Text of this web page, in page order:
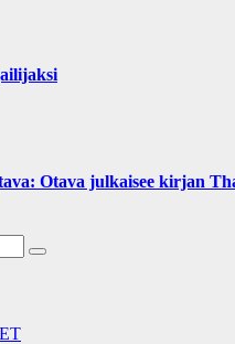
Otava julkaisee kirjan